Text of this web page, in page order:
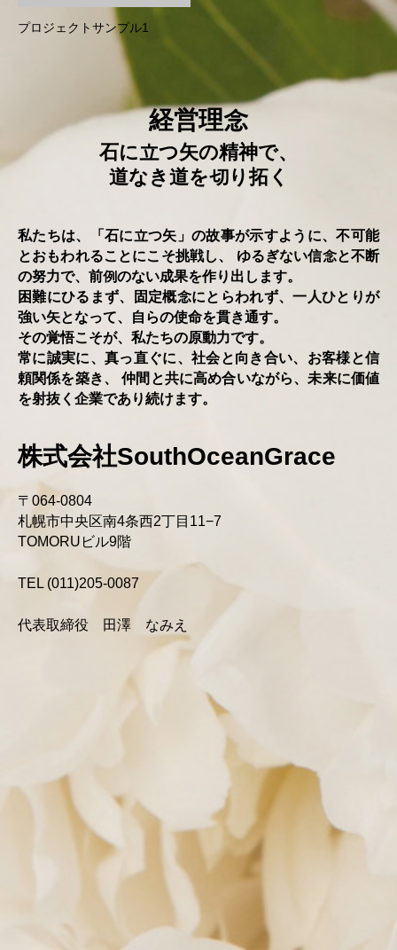
プロジェクトサンプル1
経営理念
⽯に立つ⽮の精神で、
道なき道を切り拓く
私たちは、「⽯に立つ⽮」の故事が⽰すように、不可能
とおもわれることにこそ挑戦し、
ゆるぎない信念と不断
の努⼒で、前例のない成果を作り出します。
困難にひるまず、固定概念にとらわれず、⼀人ひとりが
強い⽮となって、⾃らの使命を貫き通す。
その覚悟こそが、私たちの原動⼒です。
常に誠実に、真っ直ぐに、社会と向き合い、お客様と信
頼関係を築き、
仲間と共に高め合いながら、未来に価値
を射抜く企業であり続けます。
株式会社SouthOceanGrace
〒064-0804
札幌市中央区南4条⻄2丁⽬11−7
TOMORUビル9階
TEL (011)205-0087
代表取締役 ⽥澤 なみえ